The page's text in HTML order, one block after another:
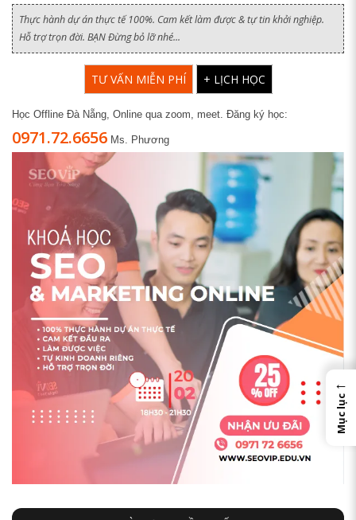
Thực hành dự án thực tế 100%. Cam kết làm được & tự tin khởi nghiệp.
Hỗ trợ trọn đời. BẠN Đừng bỏ lỡ nhé...
TƯ VẤN MIỄN PHÍ + LỊCH HỌC
Học Offline Đà Nẵng, Online qua zoom, meet. Đăng ký học:
0971.72.6656 Ms. Phương
←
Mục lục